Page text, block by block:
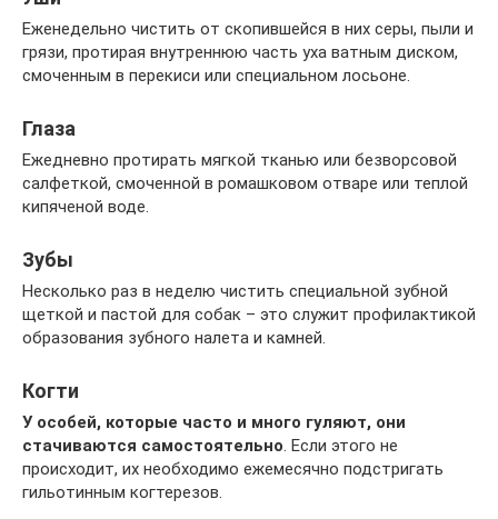
Еженедельно чистить от скопившейся в них серы, пыли и
грязи, протирая внутреннюю часть уха ватным диском,
смоченным в перекиси или специальном лосьоне.
Глаза
Ежедневно протирать мягкой тканью или безворсовой
салфеткой, смоченной в ромашковом отваре или теплой
кипяченой воде.
Зубы
Несколько раз в неделю чистить специальной зубной
щеткой и пастой для собак – это служит профилактикой
образования зубного налета и камней.
Когти
У особей, которые часто и много гуляют, они
стачиваются самостоятельно. Если этого не
происходит, их необходимо ежемесячно подстригать
гильотинным когтерезов.